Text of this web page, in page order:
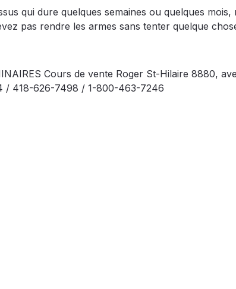
qui dure quelques semaines ou quelques mois,
pas rendre les armes sans tenter quelque
Cours de vente Roger St-Hilaire 8880,
/ 418-626-7498 / 1-800-463-7246